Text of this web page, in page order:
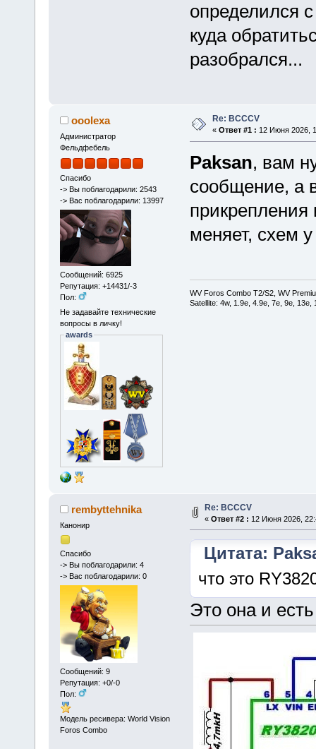
определился
куда
ooolexa
Администратор
Фельдфебель
Спасибо
-> Вы поблагодарили: 2543
-> Вас поблагодарили: 13997
Сообщений: 6925
Репутация: +14431/-3
Пол:
Не задавайте технические
вопросы в личку!
awards
Re: BCCCV
« Ответ #1 : 12 Июня 2026,
Paksan, вам
сообщение, а
меняет, схем
WV Foros Combo T2/S2, WV
Satellite: 4w, 1.9е, 4.9e, 7e, 9e,
rembyttehnika
Канонир
Спасибо
-> Вы поблагодарили: 4
-> Вас поблагодарили: 0
Сообщений: 9
Репутация: +0/-0
Пол:
Модель ресивера: World Vision
Foros Combo
Re: BCCCV
« Ответ #2 : 12 Июня 2026,
Цитата:
что это
Это она и есть